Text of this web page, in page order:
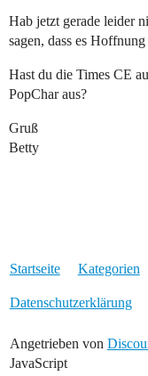
Hab jetzt gerade leider
sagen, dass es
Hast du die Times CE
PopChar aus?
Gruß
Betty
Startseite Kategorien
Datenschutzerklärung
Angetrieben von
JavaScript